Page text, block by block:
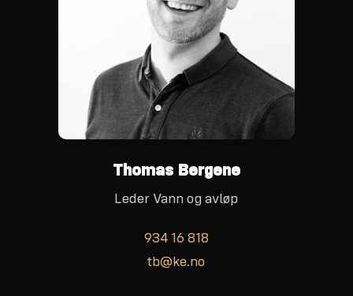
Thomas Bergene
Leder Vann og avløp
934 16 818
tb@ke.no